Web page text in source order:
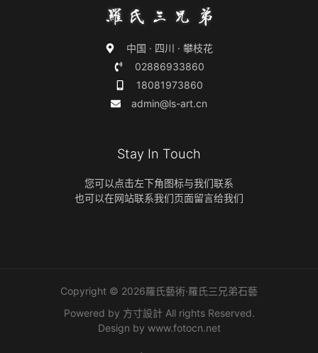
中国 · 四川 · 攀枝花
02886933860
18081973860
admin@ls-art.cn
Stay In Touch
您可以点击左下角图标与我们联系
也可以在网站联系我们页面留言给我们
Copyright © 2026羅氏藝術·羅氏三兄弟石藝
Powered by 方寸設計 All rights Reserved.
Design by www.fotocn.net